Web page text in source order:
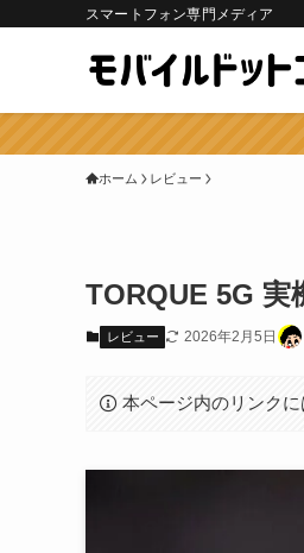
スマートフォン専門メディア
ホーム レビュー
TORQUE 5G
レビュー 2026年2月5日
本ページ内のリンクに